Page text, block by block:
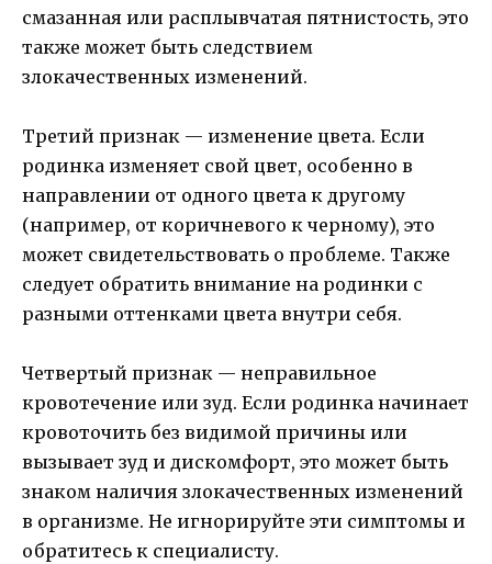
смазанная или расплывчатая пятнистость, это
также может быть следствием
злокачественных изменений.
Третий признак — изменение цвета. Если
родинка изменяет свой цвет, особенно в
направлении от одного цвета к другому
(например, от коричневого к черному), это
может свидетельствовать о проблеме. Также
следует обратить внимание на родинки с
разными оттенками цвета внутри себя.
Четвертый признак — неправильное
кровотечение или зуд. Если родинка начинает
кровоточить без видимой причины или
вызывает зуд и дискомфорт, это может быть
знаком наличия злокачественных изменений
в организме. Не игнорируйте эти симптомы и
обратитесь к специалисту.